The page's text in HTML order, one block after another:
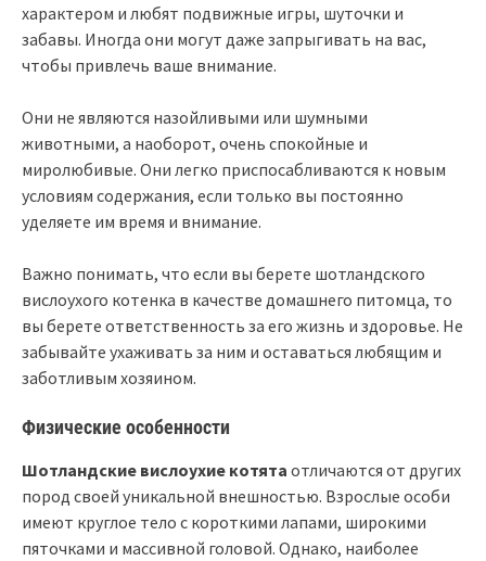
характером и любят подвижные игры, шуточки и
забавы. Иногда они могут даже запрыгивать на вас,
чтобы привлечь ваше внимание.
Они не являются назойливыми или шумными
животными, а наоборот, очень спокойные и
миролюбивые. Они легко приспосабливаются к новым
условиям содержания, если только вы постоянно
уделяете им время и внимание.
Важно понимать, что если вы берете шотландского
вислоухого котенка в качестве домашнего питомца, то
вы берете ответственность за его жизнь и здоровье. Не
забывайте ухаживать за ним и оставаться любящим и
заботливым хозяином.
Физические особенности
Шотландские вислоухие котята отличаются от других
пород своей уникальной внешностью. Взрослые особи
имеют круглое тело с короткими лапами, широкими
пяточками и массивной головой. Однако, наиболее